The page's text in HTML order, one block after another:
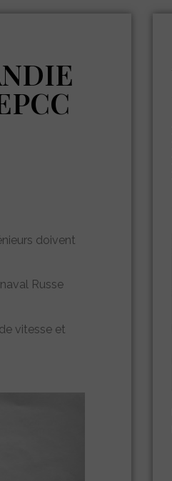
doivent
Russe
vitesse et